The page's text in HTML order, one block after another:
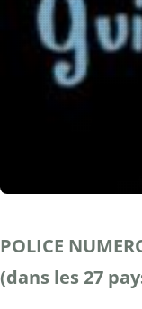
POLICE
(dans les 27